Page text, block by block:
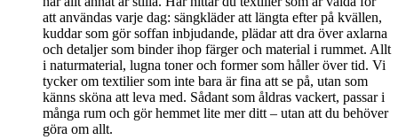
att användas varje dag: sängkläder att längta efter på kvällen,
kuddar som gör soffan inbjudande, plädar att dra över axlarna
och detaljer som binder ihop färger och material i rummet. Allt
i naturmaterial, lugna toner och former som håller över tid. Vi
tycker om textilier som inte bara är fina att se på, utan som
känns sköna att leva med. Sådant som åldras vackert, passar i
många rum och gör hemmet lite mer ditt – utan att du behöver
göra om allt.